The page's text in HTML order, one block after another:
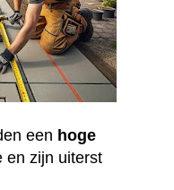
een hoge
en zijn uiterst